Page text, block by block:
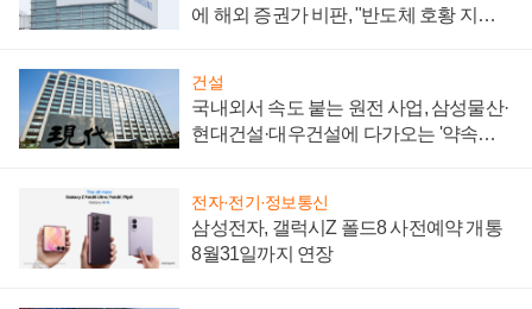
에 해외 증권가 비판, "반도체 호황 지속
건설
국내외서 속도 붙는 원전 사업, 삼성물산·
현대건설·대우건설에 다가오는 '약속의
전자·전기·정보통신
삼성전자, 갤럭시Z 폴드8 사전예약 개통
8월31일까지 연장